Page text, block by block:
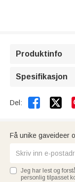
Produktinfo
Spesifikasjon
Del: 
Få unike gaveideer
Jeg har lest og
personlig tilpasset